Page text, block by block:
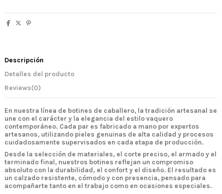
Descripción
Detalles del producto
Reviews(0)
En nuestra línea de botines de caballero, la tradición artesanal se
une con el carácter y la elegancia del estilo vaquero
contemporáneo. Cada par es fabricado a mano por expertos
artesanos, utilizando pieles genuinas de alta calidad y procesos
cuidadosamente supervisados en cada etapa de producción.
Desde la selección de materiales, el corte preciso, el armado y el
terminado final, nuestros botines reflejan un compromiso
absoluto con la durabilidad, el confort y el diseño. El resultado es
un calzado resistente, cómodo y con presencia, pensado para
acompañarte tanto en el trabajo como en ocasiones especiales.